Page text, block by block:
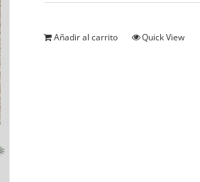
página
Añadir al carrito Quick View